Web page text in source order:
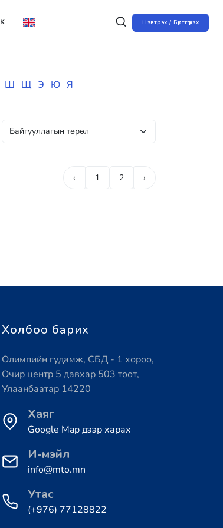
Нэвтрэх / Бүртгүүлэх
K
Ш Щ Э Ю Я
‹ 1 2 ›
Холбоо барих
Олимпийн гудамж, СБД - 1 хороо,
Очир центр 5 давхар 503 тоот,
Улаанбаатар 14220
Хаяг
Google Map дээр харах
И-мэйл
info@mto.mn
Утас
(+976) 77128822